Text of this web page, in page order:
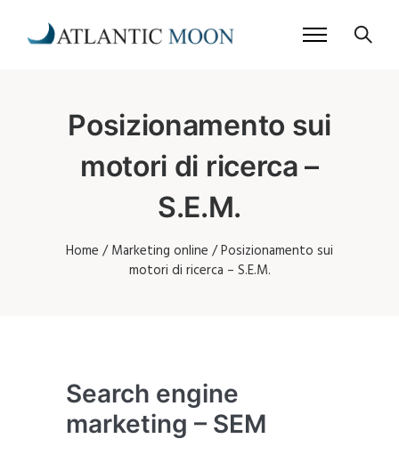
Posizionamento sui
motori di ricerca –
S.E.M.
Home /Marketing online /Posizionamento sui
motori di ricerca – S.E.M.
Search engine
marketing – SEM